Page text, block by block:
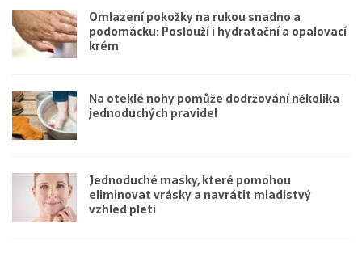
Omlazení pokožky na rukou snadno a
podomácku: Poslouží i hydratační a opalovací
krém
Na oteklé nohy pomůže dodržování několika
jednoduchých pravidel
Jednoduché masky, které pomohou
eliminovat vrásky a navrátit mladistvý
vzhled pleti